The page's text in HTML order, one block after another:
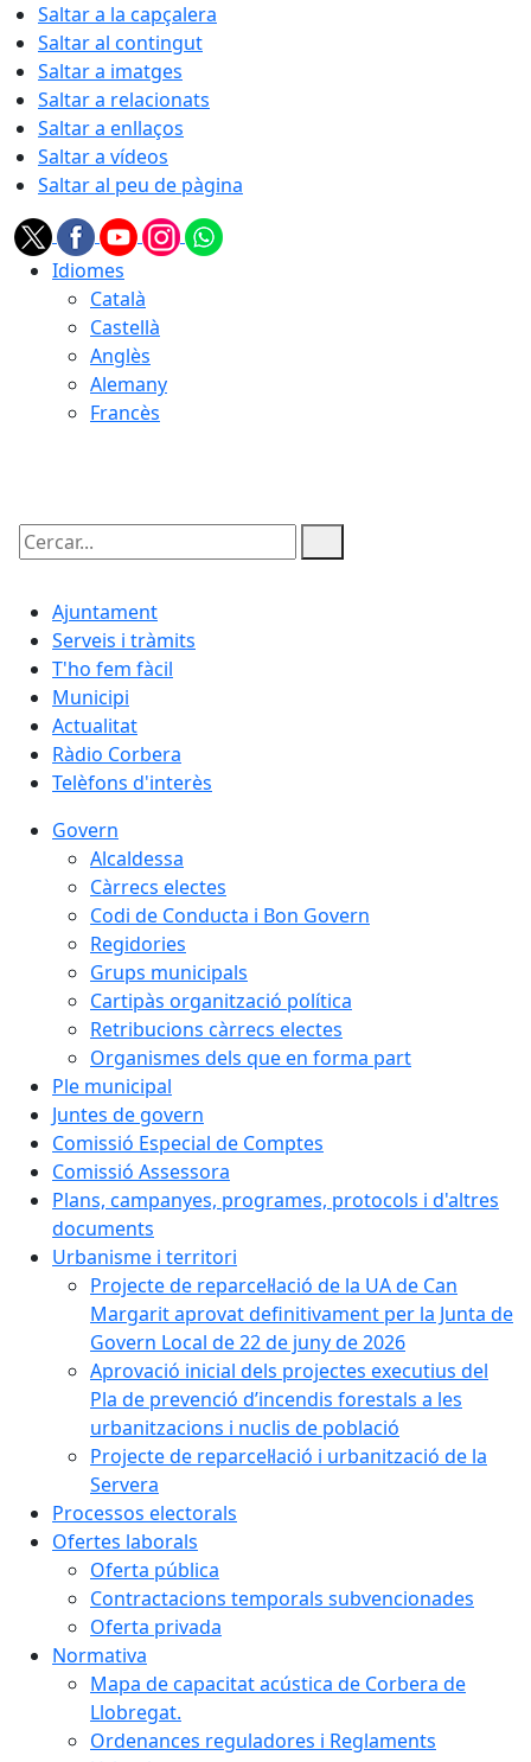
Saltar a la capçalera
Saltar al contingut
Saltar a imatges
Saltar a relacionats
Saltar a enllaços
Saltar a vídeos
Saltar al peu de pàgina
Idiomes
Català
Castellà
Anglès
Alemany
Francès
Cercar:
Ajuntament
Serveis i tràmits
T'ho fem fàcil
Municipi
Actualitat
Ràdio Corbera
Telèfons d'interès
Govern
Alcaldessa
Càrrecs electes
Codi de Conducta i Bon Govern
Regidories
Grups municipals
Cartipàs organització política
Retribucions càrrecs electes
Organismes dels que en forma part
Ple municipal
Juntes de govern
Comissió Especial de Comptes
Comissió Assessora
Plans, campanyes, programes, protocols i d'altres
documents
Urbanisme i territori
Projecte de reparcel·lació de la UA de Can
Margarit aprovat definitivament per la Junta de
Govern Local de 22 de juny de 2026
Aprovació inicial dels projectes executius del
Pla de prevenció d’incendis forestals a les
urbanitzacions i nuclis de població
Projecte de reparcel·lació i urbanització de la
Servera
Processos electorals
Ofertes laborals
Oferta pública
Contractacions temporals subvencionades
Oferta privada
Normativa
Mapa de capacitat acústica de Corbera de
Llobregat.
Ordenances reguladores i Reglaments